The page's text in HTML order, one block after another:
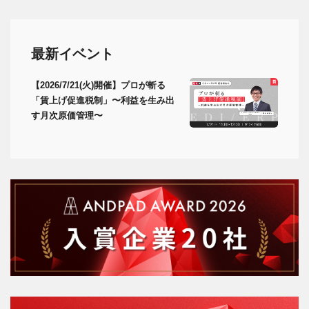
最新イベント
【2026/7/21(火)開催】プロが斬る
「賃上げ促進税制」〜利益を生み出
す月次原価管理〜